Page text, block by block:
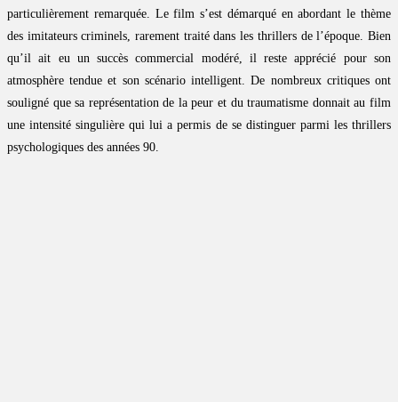
particulièrement remarquée. Le film s’est démarqué en abordant le thème
des imitateurs criminels, rarement traité dans les thrillers de l’époque. Bien
qu’il ait eu un succès commercial modéré, il reste apprécié pour son
atmosphère tendue et son scénario intelligent. De nombreux critiques ont
souligné que sa représentation de la peur et du traumatisme donnait au film
une intensité singulière qui lui a permis de se distinguer parmi les thrillers
psychologiques des années 90.